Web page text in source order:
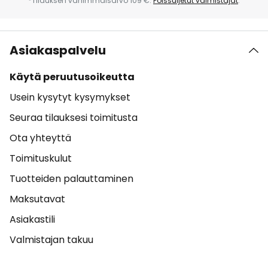
Asiakaspalvelu
Käytä peruutusoikeutta
Usein kysytyt kysymykset
Seuraa tilauksesi toimitusta
Ota yhteyttä
Toimituskulut
Tuotteiden palauttaminen
Maksutavat
Asiakastili
Valmistajan takuu